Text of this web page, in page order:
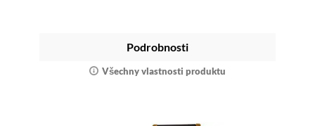
Podrobnosti
Všechny vlastnosti produktu